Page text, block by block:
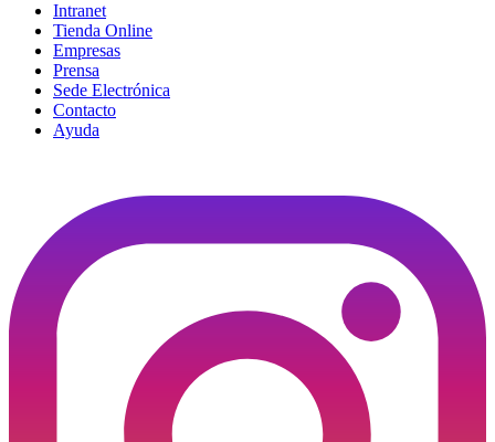
Intranet
Tienda Online
Empresas
Prensa
Sede Electrónica
Contacto
Ayuda